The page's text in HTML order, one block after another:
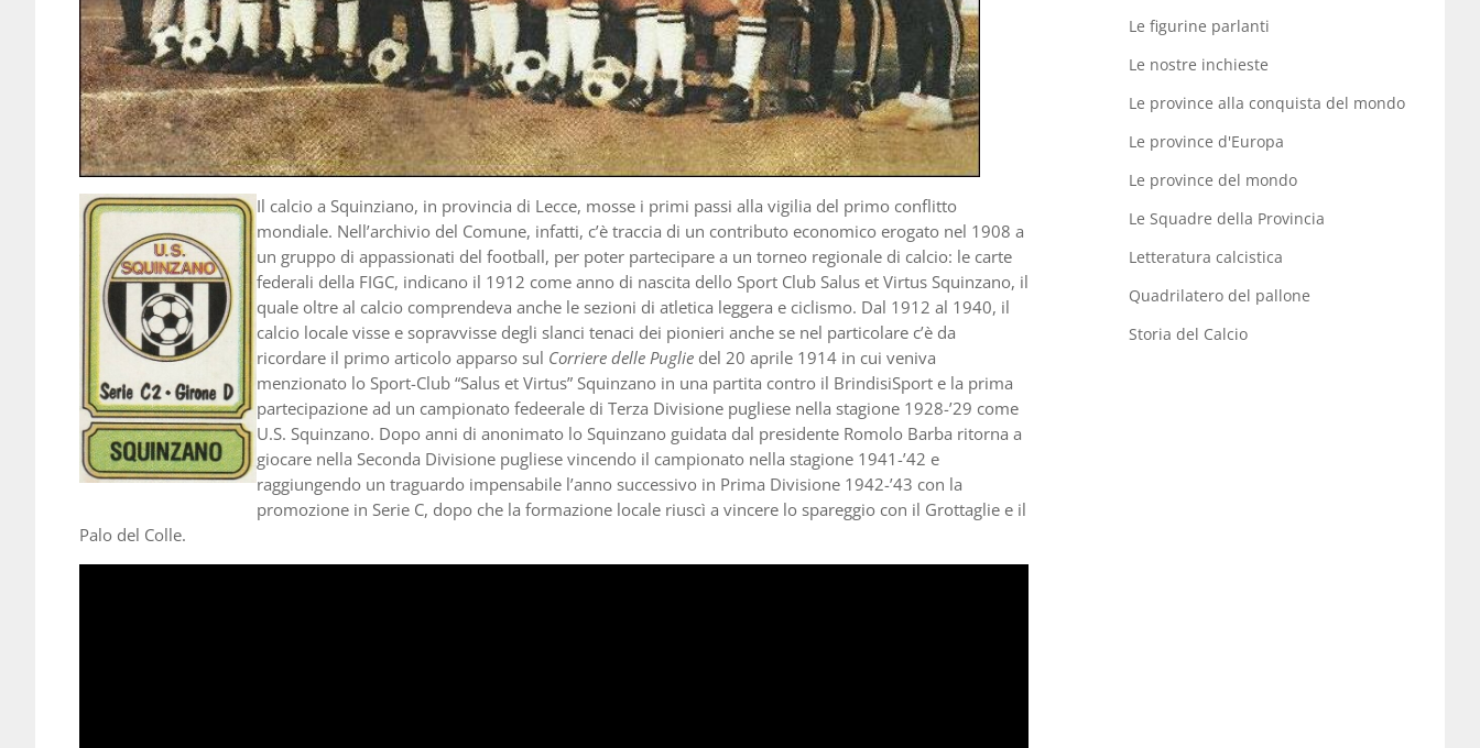
Il calcio a Squinziano, in provincia di Lecce, mosse i primi passi alla vigilia del primo conflitto
mondiale. Nell’archivio del Comune, infatti, c’è traccia di un contributo economico erogato nel 1908 a
un gruppo di appassionati del football, per poter partecipare a un torneo regionale di calcio: le carte
federali della FIGC, indicano il 1912 come anno di nascita dello Sport Club Salus et Virtus Squinzano, il
quale oltre al calcio comprendeva anche le sezioni di atletica leggera e ciclismo. Dal 1912 al 1940, il
calcio locale visse e sopravvisse degli slanci tenaci dei pionieri anche se nel particolare c’è da
ricordare il primo articolo apparso sul Corriere delle Puglie del 20 aprile 1914 in cui veniva
menzionato lo Sport-Club “Salus et Virtus” Squinzano in una partita contro il BrindisiSport e la prima
partecipazione ad un campionato fedeerale di Terza Divisione pugliese nella stagione 1928-’29 come
U.S. Squinzano. Dopo anni di anonimato lo Squinzano guidata dal presidente Romolo Barba ritorna a
giocare nella Seconda Divisione pugliese vincendo il campionato nella stagione 1941-’42 e
raggiungendo un traguardo impensabile l’anno successivo in Prima Divisione 1942-’43 con la
promozione in Serie C, dopo che la formazione locale riuscì a vincere lo spareggio con il Grottaglie e il
Palo del Colle.
Le figurine parlanti
Le nostre inchieste
Le province alla conquista del mondo
Le province d'Europa
Le province del mondo
Le Squadre della Provincia
Letteratura calcistica
Quadrilatero del pallone
Storia del Calcio